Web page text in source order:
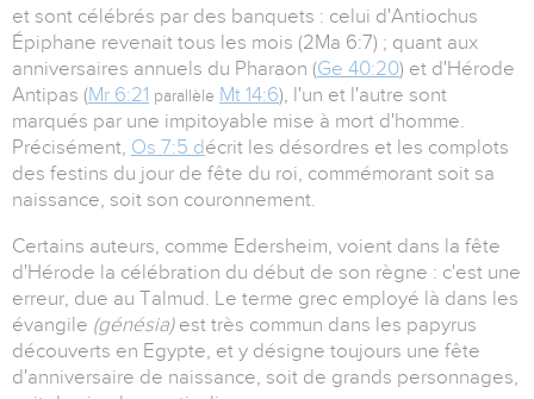
et sont célébrés par des banquets : celui d'Antiochus
Épiphane revenait tous les mois (2Ma 6:7) ; quant aux
anniversaires annuels du Pharaon (Ge 40:20) et d'Hérode
Antipas (Mr 6:21 parallèle Mt 14:6), l'un et l'autre sont
marqués par une impitoyable mise à mort d'homme.
Précisément, Os 7:5 décrit les désordres et les complots
des festins du jour de fête du roi, commémorant soit sa
naissance, soit son couronnement.
Certains auteurs, comme Edersheim, voient dans la fête
d'Hérode la célébration du début de son règne : c'est une
erreur, due au Talmud. Le terme grec employé là dans les
évangile (génésia) est très commun dans les papyrus
découverts en Egypte, et y désigne toujours une fête
d'anniversaire de naissance, soit de grands personnages,